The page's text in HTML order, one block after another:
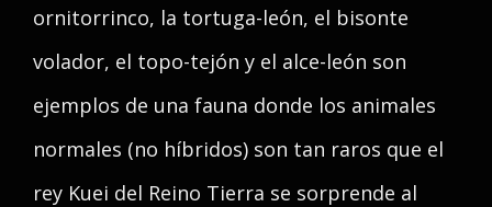
ornitorrinco, la tortuga-león, el bisonte
volador, el topo-tejón y el alce-león son
ejemplos de una fauna donde los animales
normales (no híbridos) son tan raros que el
rey Kuei del Reino Tierra se sorprende al